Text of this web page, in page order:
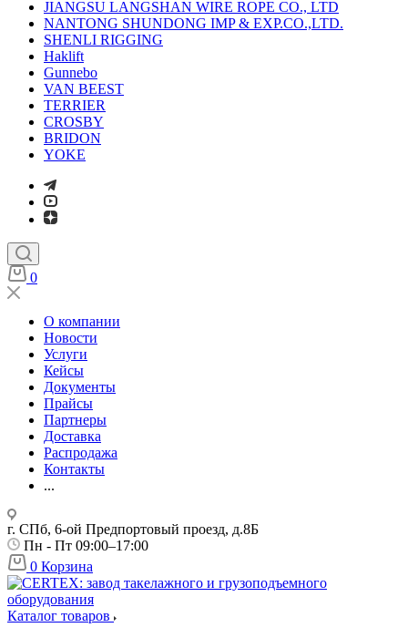
JIANGSU LANGSHAN WIRE ROPE CO., LTD
NANTONG SHUNDONG IMP & EXP.CO.,LTD.
SHENLI RIGGING
Haklift
Gunnebo
VAN BEEST
TERRIER
CROSBY
BRIDON
YOKE
0
О компании
Новости
Услуги
Кейсы
Документы
Прайсы
Партнеры
Доставка
Распродажа
Контакты
...
г. СПб, 6-ой Предпортовый проезд, д.8Б
Пн - Пт 09:00–17:00
0 Корзина
Каталог товаров